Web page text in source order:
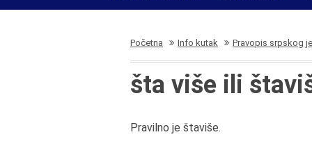
Početna Info kutak Pravopis srpskog
šta više ili
Pravilno je štaviše.